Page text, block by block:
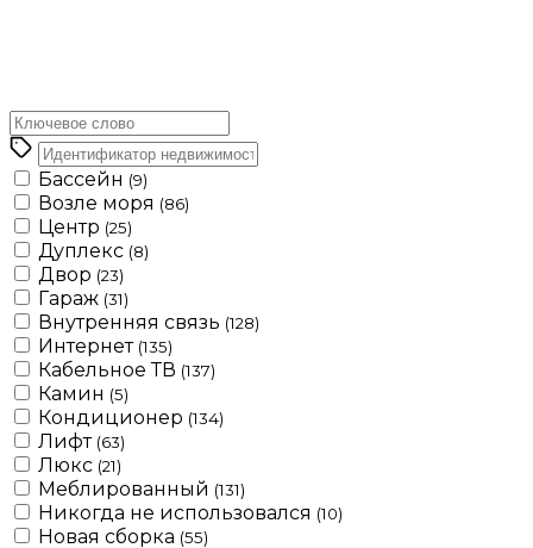
Бассейн (9)
Возле моря (86)
Центр (25)
Дуплекс (8)
Двор (23)
Гараж (31)
Внутренняя связь (128)
Интернет (135)
Кабельное ТВ (137)
Камин (5)
Кондиционер (134)
Лифт (63)
Люкс (21)
Меблированный (131)
Никогда не использовался (10)
Новая сборка (55)